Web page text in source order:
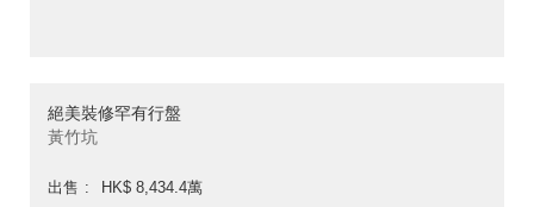
絕美裝修罕有行盤
黃竹坑
出售
HK$ 8,434.4萬